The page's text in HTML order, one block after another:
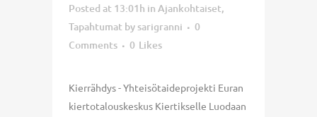
Posted at 13:01h in Ajankohtaiset,
Tapahtumat by sarigranni
0
Comments
0 Likes
Kierrähdys - Yhteisötaideprojekti Euran
kiertotalouskeskus Kiertikselle Luodaan